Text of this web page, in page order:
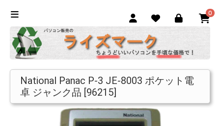
0
National Panac P-3 JE-8003 ポケット電
卓 ジャンク品 [96215]